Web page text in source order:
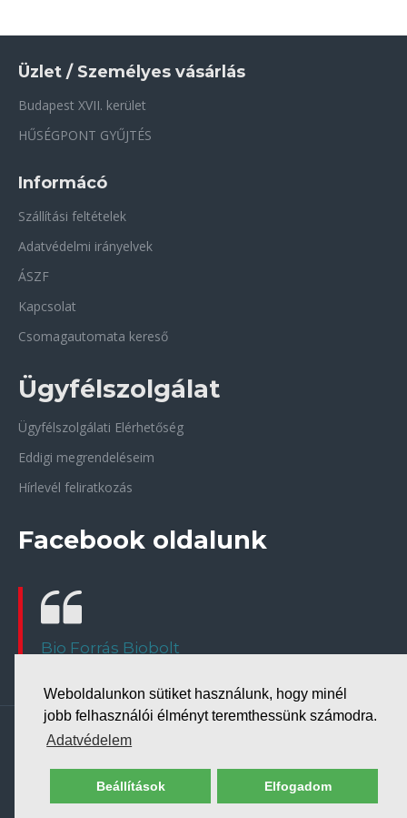
Weboldalunkon sütiket használunk, hogy minél
jobb felhasználói élményt teremthessünk számodra.
Adatvédelem
Beállítások Elfogadom
Üzlet / Személyes vásárlás
Budapest XVII. kerület
HŰSÉGPONT GYŰJTÉS
Informácó
Szállítási feltételek
Adatvédelmi irányelvek
ÁSZF
Kapcsolat
Csomagautomata kereső
Ügyfélszolgálat
Ügyfélszolgálati Elérhetőség
Eddigi megrendeléseim
Hírlevél feliratkozás
Facebook oldalunk
Bio Forrás Biobolt
Copyright © 2026, Bio-Forrás biobolt